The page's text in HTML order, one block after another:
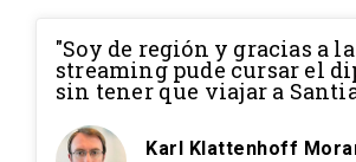
"Soy de región y gracias a
streaming pude cursar el
sin tener que viajar a
Karl Klattenhoff